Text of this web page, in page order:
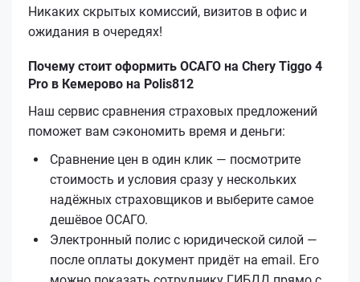
Никаких скрытых комиссий, визитов в офис и
ожидания в очередях!
Почему стоит оформить ОСАГО на Chery Tiggo 4
Pro в Кемерово на Polis812
Наш сервис сравнения страховых предложений
поможет вам сэкономить время и деньги:
Сравнение цен в один клик — посмотрите
стоимость и условия сразу у нескольких
надёжных страховщиков и выберите самое
дешёвое ОСАГО.
Электронный полис с юридической силой —
после оплаты документ придёт на email. Его